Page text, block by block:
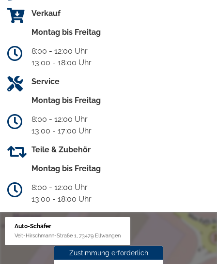
Verkauf
Montag bis Freitag
8:00 - 12:00 Uhr
13:00 - 18:00 Uhr
Service
Montag bis Freitag
8:00 - 12:00 Uhr
13:00 - 17:00 Uhr
Teile & Zubehör
Montag bis Freitag
8:00 - 12:00 Uhr
13:00 - 18:00 Uhr
Auto-Schäfer
Veit-Hirschmann-Straße 1, 73479 Ellwangen
Zustimmung erforderlich